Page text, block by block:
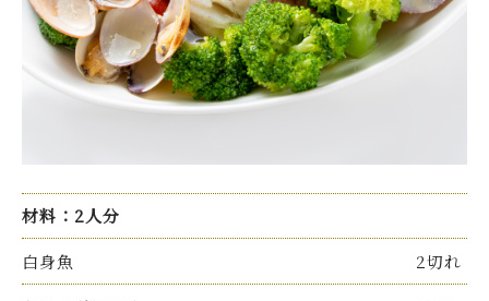
材料：2人分
2切れ
白身魚